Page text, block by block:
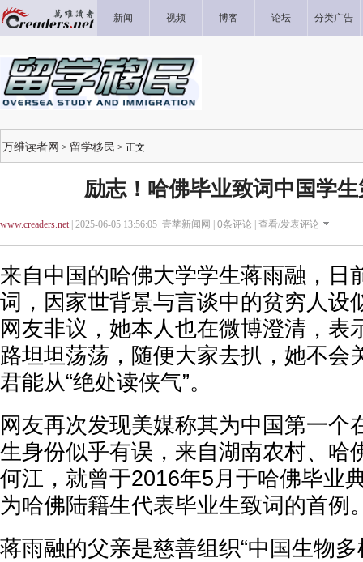
新闻 视频 博客 论坛 分类广告
万维读者网 > 留学移民 > 正文
励志！哈佛毕业致词中国学生
www.creaders.net| 2025-06-05 13:56:05 壹苹新闻网 | 0条评论 | 查看/发表评论
来自中国的哈佛大学学生蒋雨融，日
词，因家世背景与言谈中的贫穷人设
网友非议，她本人也在微博澄清，表
路坦坦荡荡，随便大家去扒，她不会
君能从“绝处读侠气”。
网友再次发现美媒称其为中国第一个
生身份似乎有误，来自湖南农村、哈
何江，就曾于2016年5月于哈佛毕业
为哈佛陆籍生代表毕业生致词的首例
蒋雨融的父亲是慈善组织“中国生物